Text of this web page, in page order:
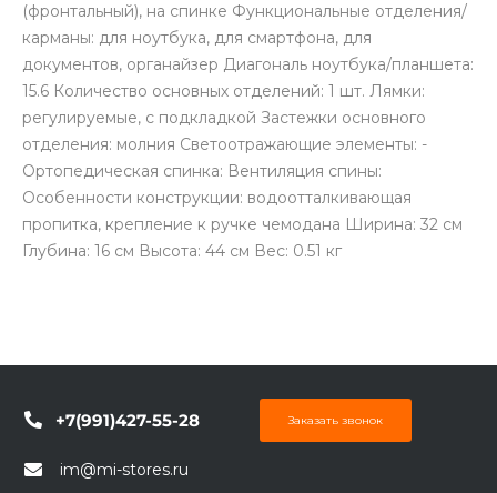
(фронтальный), на спинке Функциональные отделения/
карманы: для ноутбука, для смартфона, для
документов, органайзер Диагональ ноутбука/планшета:
15.6 Количество основных отделений: 1 шт. Лямки:
регулируемые, с подкладкой Застежки основного
отделения: молния Светоотражающие элементы: -
Ортопедическая спинка: Вентиляция спины:
Особенности конструкции: водоотталкивающая
пропитка, крепление к ручке чемодана Ширина: 32 см
Глубина: 16 см Высота: 44 см Вес: 0.51 кг
+7(991)427-55-28 Заказать звонок
im@mi-stores.ru